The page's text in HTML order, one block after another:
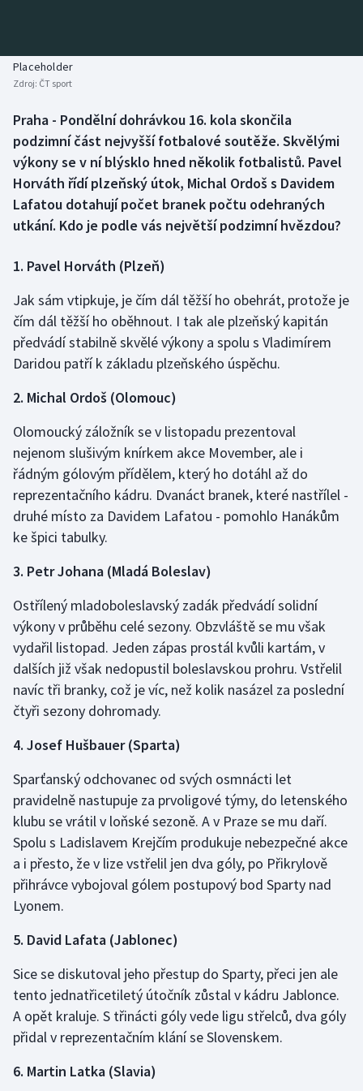
Biatlon
Boby a skeleton
Box
Curling
Futsal
Golf
Gymnastika
Házená
Jezdectví
Judo
Lezení
Lyže a snowboard
Moderní pětiboj
Motorsport
Olympijské hry
Parasport
Plavání
Plážový volejbal
Ragby
Rychlobruslení
Rychlostní kanoistika
Short track
Sportovní střelba
Aplikace ČT sport
AZ kvíz
Placeholder
Zdroj: ČT sport
Praha - Pondělní dohrávkou 16. kola skončila
podzimní část nejvyšší fotbalové soutěže. Skvělými
výkony se v ní blýsklo hned několik fotbalistů. Pavel
Horváth řídí plzeňský útok, Michal Ordoš s Davidem
Lafatou dotahují počet branek počtu odehraných
utkání. Kdo je podle vás největší podzimní hvězdou?
1. Pavel Horváth (Plzeň)
Jak sám vtipkuje, je čím dál těžší ho obehrát, protože je
čím dál těžší ho oběhnout. I tak ale plzeňský kapitán
předvádí stabilně skvělé výkony a spolu s Vladimírem
Daridou patří k základu plzeňského úspěchu.
2. Michal Ordoš (Olomouc)
Olomoucký záložník se v listopadu prezentoval
nejenom slušivým knírkem akce Movember, ale i
řádným gólovým přídělem, který ho dotáhl až do
reprezentačního kádru. Dvanáct branek, které nastřílel -
druhé místo za Davidem Lafatou - pomohlo Hanákům
ke špici tabulky.
3. Petr Johana (Mladá Boleslav)
Ostřílený mladoboleslavský zadák předvádí solidní
výkony v průběhu celé sezony. Obzvláště se mu však
vydařil listopad. Jeden zápas prostál kvůli kartám, v
dalších již však nedopustil boleslavskou prohru. Vstřelil
navíc tři branky, což je víc, než kolik nasázel za poslední
čtyři sezony dohromady.
4. Josef Hušbauer (Sparta)
Sparťanský odchovanec od svých osmnácti let
pravidelně nastupuje za prvoligové týmy, do letenského
klubu se vrátil v loňské sezoně. A v Praze se mu daří.
Spolu s Ladislavem Krejčím produkuje nebezpečné akce
a i přesto, že v lize vstřelil jen dva góly, po Přikrylově
přihrávce vybojoval gólem postupový bod Sparty nad
Lyonem.
5. David Lafata (Jablonec)
Sice se diskutoval jeho přestup do Sparty, přeci jen ale
tento jednatřicetiletý útočník zůstal v kádru Jablonce.
A opět kraluje. S třinácti góly vede ligu střelců, dva góly
přidal v reprezentačním klání se Slovenskem.
6. Martin Latka (Slavia)